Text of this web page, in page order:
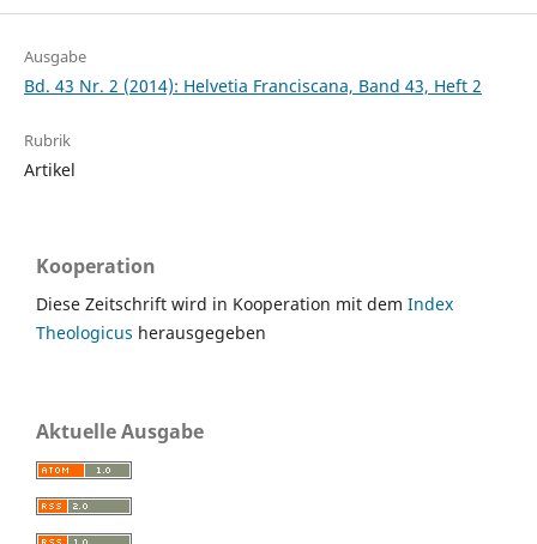
Ausgabe
Bd. 43 Nr. 2 (2014): Helvetia Franciscana, Band 43, Heft 2
Rubrik
Artikel
Kooperation
Diese Zeitschrift wird in Kooperation mit dem Index
Theologicus herausgegeben
Aktuelle Ausgabe